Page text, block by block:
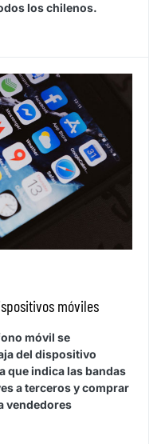
los chilenos.
móviles
móvil se
del dispositivo
que indica las bandas
a terceros y comprar
vendedores